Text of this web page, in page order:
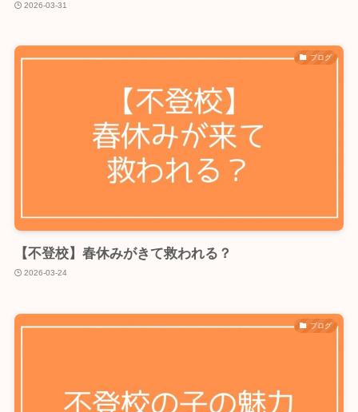
2026-03-31
ブログ
【不登校】春休みがきて救われる？
2026-03-24
ブログ